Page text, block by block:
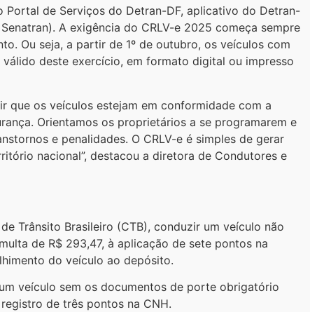
de Serviços do Detran-DF, aplicativo do Detran-
A exigência do CRLV-e 2025 começa sempre
Ou seja, a partir de 1º de outubro, os veículos com
deste exercício, em formato digital ou impresso
que os veículos estejam em conformidade com a
Orientamos os proprietários a se programarem e
e penalidades. O CRLV-e é simples de gerar
nacional”, destacou a diretora de Condutores e
Trânsito Brasileiro (CTB), conduzir um veículo não
de R$ 293,47, à aplicação de sete pontos na
do veículo ao depósito.
veículo sem os documentos de porte obrigatório
de três pontos na CNH.